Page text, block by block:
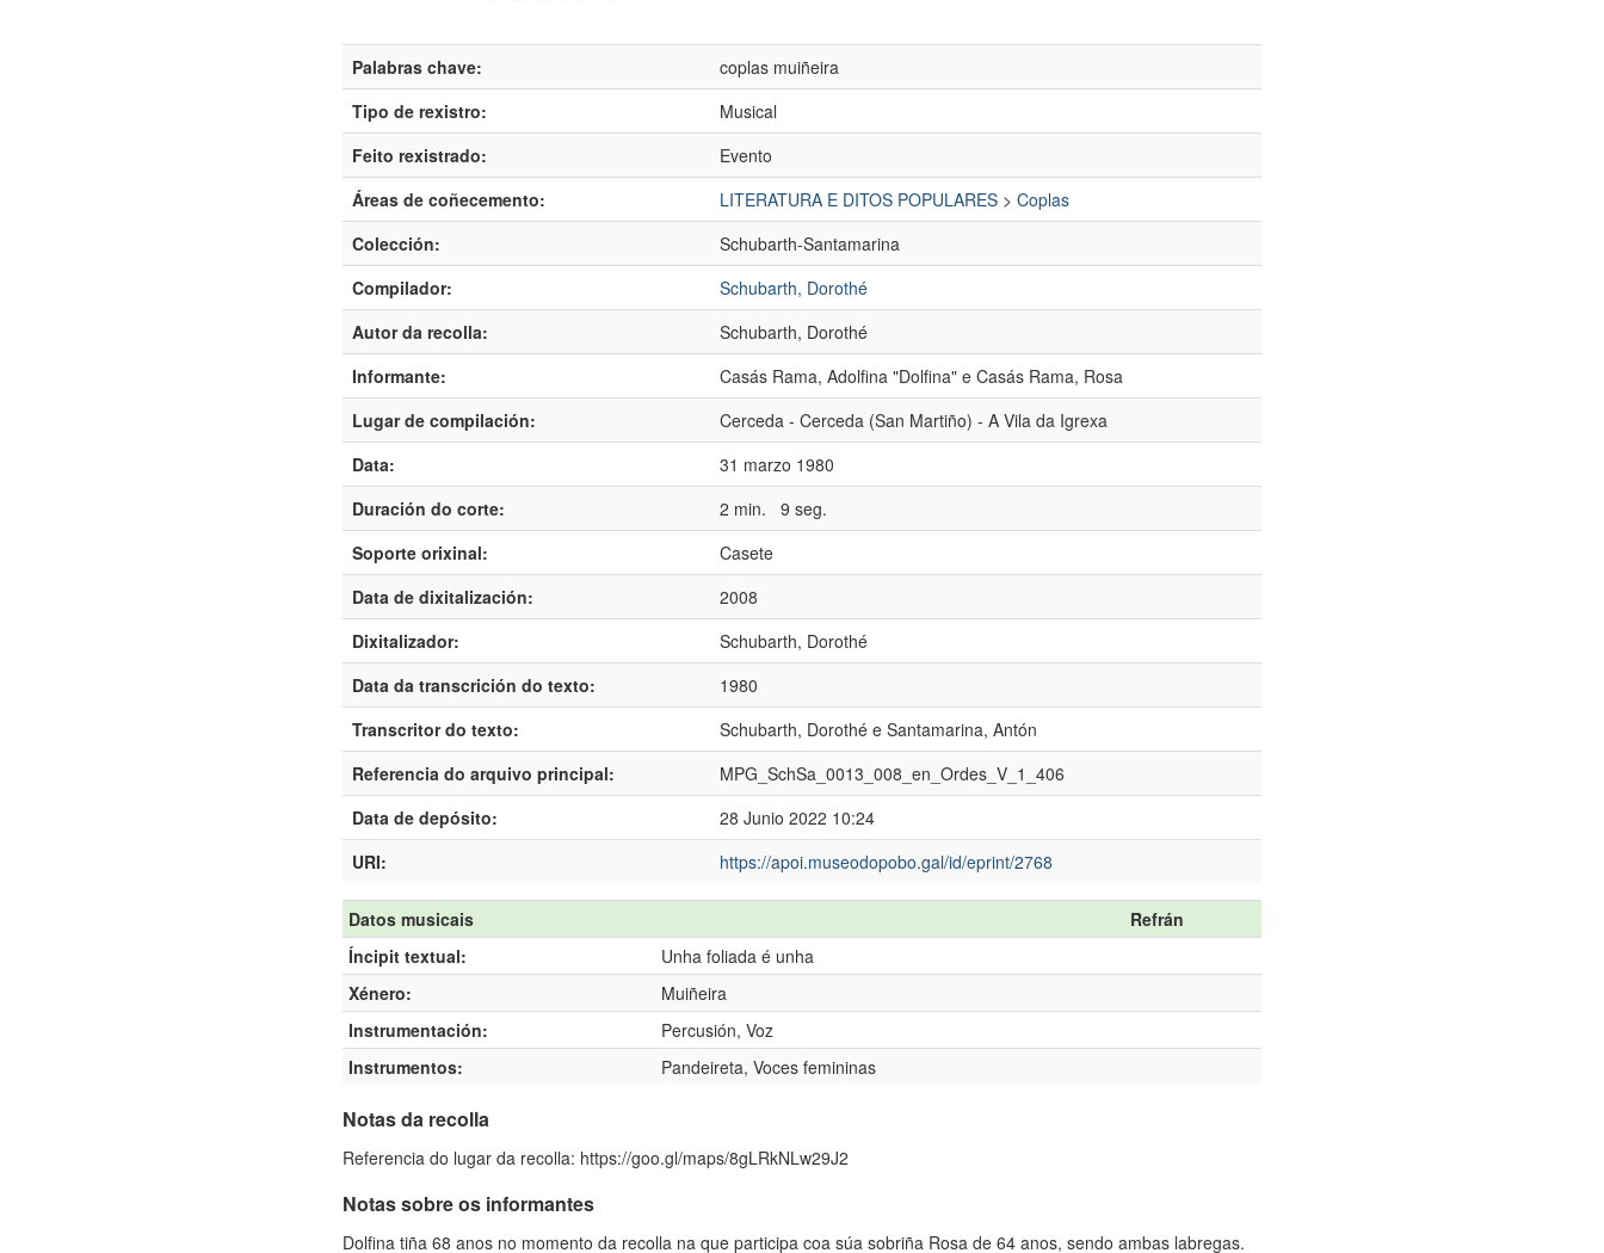
Palabras chave:
coplas muiñeira
Tipo de rexistro:
Musical
Feito rexistrado:
Evento
Áreas de coñecemento:
LITERATURA E DITOS POPULARES > Coplas
Colección:
Schubarth-Santamarina
Compilador:
Schubarth, Dorothé
Autor da recolla:
Schubarth, Dorothé
Informante:
Casás Rama, Adolfina "Dolfina" e Casás Rama, Rosa
Lugar de compilación:
Cerceda - Cerceda (San Martiño) - A Vila da Igrexa
Data:
31 marzo 1980
Duración do corte:
2 min. 9 seg.
Soporte orixinal:
Casete
Data de dixitalización:
2008
Dixitalizador:
Schubarth, Dorothé
Data da transcrición do texto:
1980
Transcritor do texto:
Schubarth, Dorothé e Santamarina, Antón
Referencia do arquivo principal:
MPG_SchSa_0013_008_en_Ordes_V_1_406
Data de depósito:
28 Junio 2022 10:24
URI:
https://apoi.museodopobo.gal/id/eprint/2768
Datos musicais
Refrán
Íncipit textual:
Unha foliada é unha
Xénero:
Muiñeira
Instrumentación:
Percusión, Voz
Instrumentos:
Pandeireta, Voces femininas
Notas da recolla
Referencia do lugar da recolla: https://goo.gl/maps/8gLRkNLw29J2
Notas sobre os informantes
Dolfina tiña 68 anos no momento da recolla na que participa coa súa sobriña Rosa de 64 anos, sendo ambas labregas.